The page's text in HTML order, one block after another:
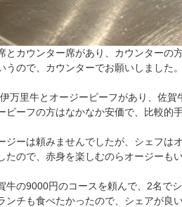
とカウンター席があり、カウンターの
うので、カウンターでお願いしました。
万里牛とオージービーフがあり、佐賀
ビーフの方はなかなか安価で、比較的
ジーは頼みませんでしたが、シェフは
たので、赤身を楽しむのらオージーも
牛の9000円のコースを頼んで、2名でシ
ンチも食べたかったので、シェアが良い